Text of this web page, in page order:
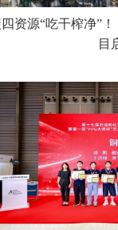
资源“吃干榨净”
目